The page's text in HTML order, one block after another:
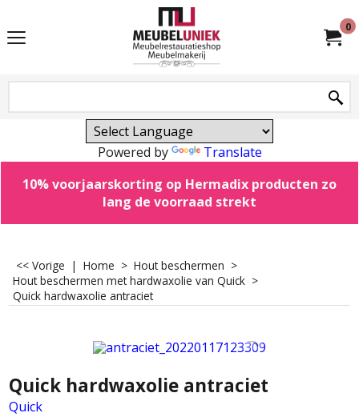
0
Powered by
Translate
10% voorjaarskorting op Hermadix producten zo
lang de voorraad strekt
<< Vorige | Home > Hout beschermen >
Hout beschermen met hardwaxolie van Quick >
Quick hardwaxolie antraciet
Quick hardwaxolie antraciet
Quick